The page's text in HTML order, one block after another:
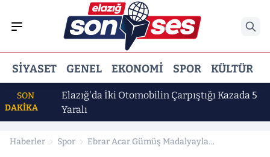
SIYASET GENEL EKONOMI SPOR KÜLTÜR
SON
DAKİKA
Elazığ'da İki Otomobilin Çarpıştığı Kazada 5
Yaralı
Haberler Spor
Ebrar Acar Gümüş Madalyayla